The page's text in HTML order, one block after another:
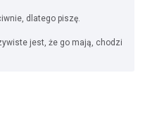
dlatego piszę.
jest, że go mają, chodzi